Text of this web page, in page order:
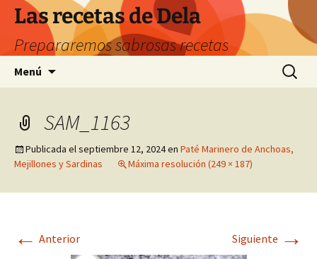
Saltar
contenido
Las recetas de Dela
Prepararemos sabrosas recetas
Menú Buscar:
SAM_1163
Publicada elseptiembre 12, 2024en Paté Marinero de Anchoas,
Mejillones y Sardinas
Máxima resolución (249 × 187)
← Anterior Siguiente →